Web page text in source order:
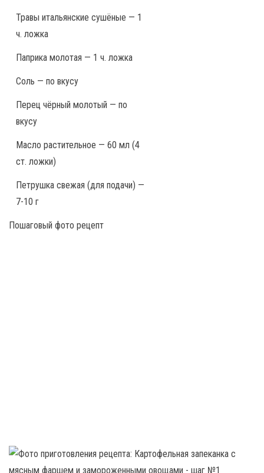
Травы итальянские сушёные — 1
ч. ложка
Паприка молотая — 1 ч. ложка
Соль — по вкусу
Перец чёрный молотый — по
вкусу
Масло растительное — 60 мл (4
ст. ложки)
Петрушка свежая (для подачи) —
7-10 г
Пошаговый фото рецепт